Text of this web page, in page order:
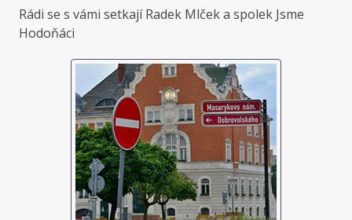
Rádi se s vámi setkají Radek Mlček a spolek Jsme
Hodoňáci